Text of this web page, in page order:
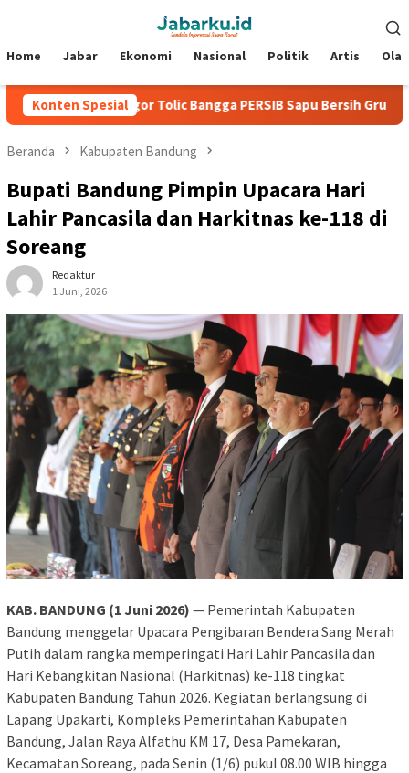
Mobile
Home Jabar Ekonomi Nasional Politik Artis
Konten Spesial
Igor Tolic Bangga PERSIB Sapu Bersih Grup A Piala
Beranda Kabupaten Bandung
Bupati Bandung Pimpin Upacara Hari
Lahir Pancasila dan Harkitnas ke-118 di
Soreang
Redaktur
1 Juni, 2026
KAB. BANDUNG (1 Juni 2026) — Pemerintah Kabupaten
Bandung menggelar Upacara Pengibaran Bendera Sang Merah
Putih dalam rangka memperingati Hari Lahir Pancasila dan
Hari Kebangkitan Nasional (Harkitnas) ke-118 tingkat
Kabupaten Bandung Tahun 2026. Kegiatan berlangsung di
Lapang Upakarti, Kompleks Pemerintahan Kabupaten
Bandung, Jalan Raya Alfathu KM 17, Desa Pamekaran,
Kecamatan Soreang, pada Senin (1/6) pukul 08.00 WIB hingga